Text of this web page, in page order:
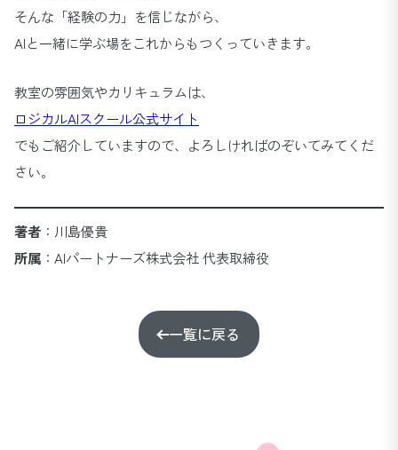
そんな「経験の力」を信じながら、
AIと一緒に学ぶ場をこれからもつくっていきます。
教室の雰囲気やカリキュラムは、
ロジカルAIスクール公式サイト
でもご紹介していますので、よろしければのぞいてみてくだ
さい。
著者 ：川島優貴
所属 ：AIパートナーズ株式会社 代表取締役
一覧に戻る